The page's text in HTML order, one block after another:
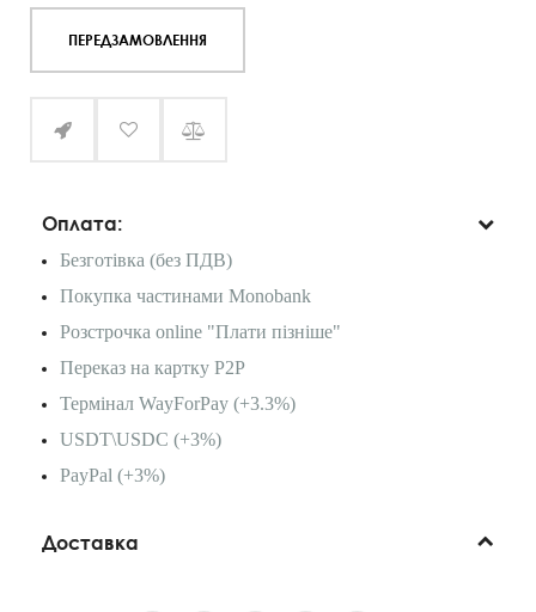
ПЕРЕДЗАМОВЛЕННЯ
Оплата:
Безготівка (без ПДВ)
Покупка частинами Monobank
Розстрочка online "Плати пізніше"
Переказ на картку P2P
Термінал WayForPay (+3.3%)
USDT\USDC (+3%)
PayPal (+3%)
Доставка